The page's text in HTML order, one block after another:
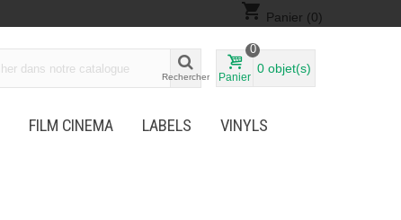
shopping_cart Panier (0)
Rechercher Panier
0
0 objet(s)
FILM CINEMA LABELS
VINYLS